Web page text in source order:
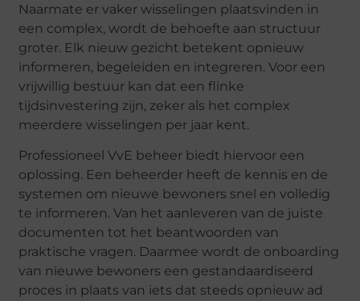
Naarmate er vaker wisselingen plaatsvinden in
een complex, wordt de behoefte aan structuur
groter. Elk nieuw gezicht betekent opnieuw
informeren, begeleiden en integreren. Voor een
vrijwillig bestuur kan dat een flinke
tijdsinvestering zijn, zeker als het complex
meerdere wisselingen per jaar kent.
Professioneel VvE beheer biedt hiervoor een
oplossing. Een beheerder heeft de kennis en de
systemen om nieuwe bewoners snel en volledig
te informeren. Van het aanleveren van de juiste
documenten tot het beantwoorden van
praktische vragen. Daarmee wordt de onboarding
van nieuwe bewoners een gestandaardiseerd
proces in plaats van iets dat steeds opnieuw ad